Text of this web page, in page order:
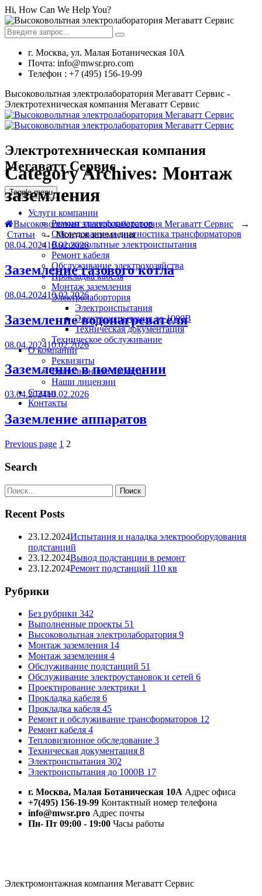
Hi, How Can We Help You?
г. Москва, ул. Малая Ботаническая 10А
Почта: info@mwsr.pro.com
Телефон : +7 (495) 156-19-99
Высоковольтная электролаборатория Мегаватт Сервис -
Электротехническая компания Мегаватт Сервис
Электротехническая компания
Мегаватт Сервис
Toggle menu
Услуги компании
Ремонт трансформаторов
Обследование и диагностика трансформаторов
Высоковольтные электроиспытания
Ремонт кабеля
Обслуживание электрохозяйства
Прокладка кабеля
Монтаж заземления
Электролабортория
Электроиспытания
Электроиспытания до 1000В
Техническая документация
Техническое обслуживание
О компании
Реквизиты
Выполненные проекты
Наши лицензии
Статьи
Контакты
Category Archives: Монтаж
заземления
Высоковольтная электролаборатория Мегаватт Сервис
→
Статьи →Монтаж заземления
08.04.202410.02.2026
Заземление газового котла
08.04.202410.02.2026
Заземление водонагревателя
08.04.202410.02.2026
Заземление в помещении
03.04.202410.02.2026
Заземление аппаратов
Previous page 1 2
Search
Recent Posts
23.12.2024Испытания и наладка электрооборудования
подстанций
23.12.2024Вывод подстанции в ремонт
23.12.2024Ремонт подстанций 110 кв
Рубрики
Без рубрики 342
Выполненные проекты 51
Высоковольтная электролаборатория 9
Монтаж заземления 14
Монтаж заземления 4
Обслуживание подстанций 51
Обслуживание электроустановок и сетей 6
Проектирование электрики 1
Прокладка кабеля 6
Прокладка кабеля 45
Ремонт и обслуживание трансформаторов 12
Ремонт кабеля 4
Тепловизионное обследование 3
Техническая документация 8
Электроиспытания 302
Электроиспытания до 1000В 17
г. Москва, Малая Ботаническая 10А Адрес офиса
+7(495) 156-19-99 Контактный номер телефона
info@mwsr.pro Адрес почты
Пн- Пт 09:00 - 19:00 Часы работы
Электромонтажная компания Мегаватт Сервис